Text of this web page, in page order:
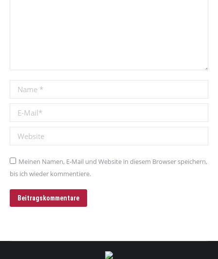
Name *
E-Mail *
Website
Meinen Namen, E-Mail und Website in diesem Browser speichern,
bis ich wieder kommentiere.
Beitragskommentare